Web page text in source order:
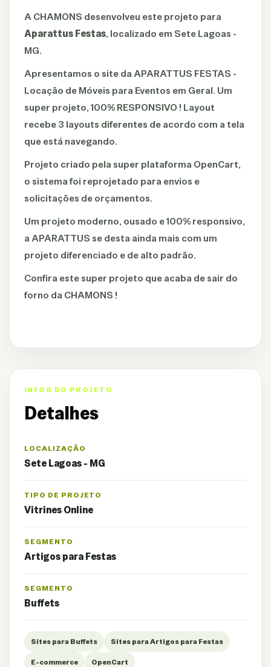
ACHAMONS desenvolveu este projeto para
Aparattus Festas, localizado em Sete Lagoas -
MG.
Apresentamos o site da APARATTUS FESTAS -
Locação de Móveis para Eventos em Geral. Um
super projeto, 100% RESPONSIVO ! Layout
recebe 3 layouts diferentes de acordo com a tela
que está navegando.
Projeto criado pela super plataforma OpenCart,
o sistema foi reprojetado para envios e
solicitações de orçamentos.
Um projeto moderno, ousado e 100% responsivo,
a APARATTUS se desta ainda mais com um
projeto diferenciado e de alto padrão.
Confira este super projeto que acaba de sair do
forno da CHAMONS !
INFOS DO PROJETO
Detalhes
LOCALIZAÇÃO
Sete Lagoas - MG
TIPO DE PROJETO
Vitrines Online
SEGMENTO
Artigos para Festas
SEGMENTO
Buffets
Sites para Buffets Sites para Artigos para Festas
E-commerce OpenCart